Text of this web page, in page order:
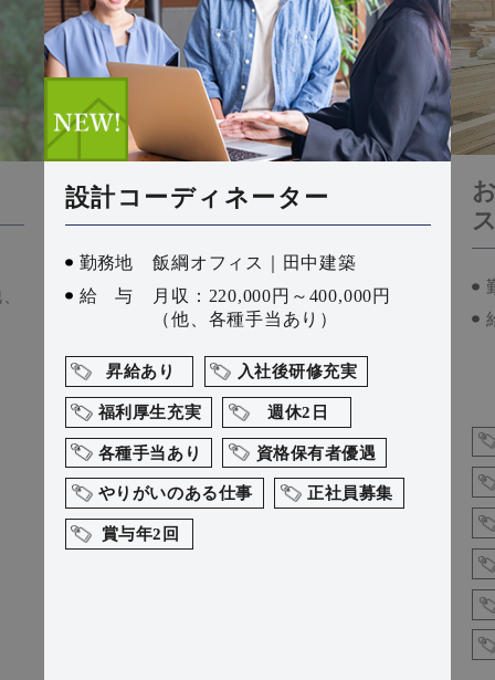
設計コーディネーター
勤務地
飯綱オフィス｜田中建築
給 与
月収：220,000円～400,000円
（他、各種手当あり）
昇給あり 入社後研修充実
福利厚生充実 週休2日
各種手当あり 資格保有者優遇
やりがいのある仕事 正社員募集
賞与年2回